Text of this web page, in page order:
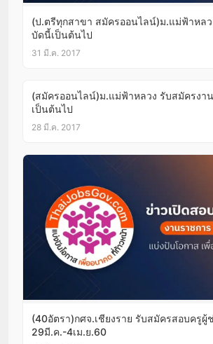
(ป.ตรีทุกสาขา สมัครออนไลน์)ม.แม่ฟ้าหล
บัดนี้เป็นต้นไป
31 มี.ค. 2017
(สมัครออนไลน์)ม.แม่ฟ้าหลวง รับสมัครง
เป็นต้นไป
28 มี.ค. 2017
(40อัตรา)กศจ.เชียงราย รับสมัครสอบครู
29มี.ค.-4เม.ย.60